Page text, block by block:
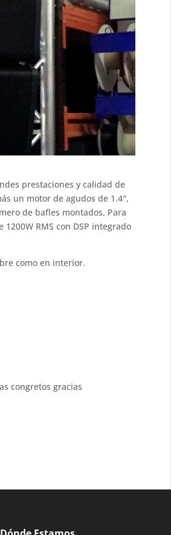
prestaciones y calidad de
un motor de agudos de 1.4″,
de bafles montados. Para
RMS con DSP integrado
como en interior.
congretos gracias